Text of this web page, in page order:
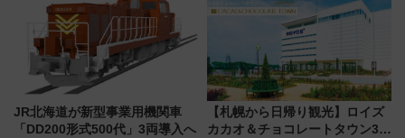
マ時間が充実
JR北海道が新型事業用機関車
「DD200形式500代」3両導入へ
【札幌から日帰り観光】ロイズ
カカオ＆チョコレートタウン3周